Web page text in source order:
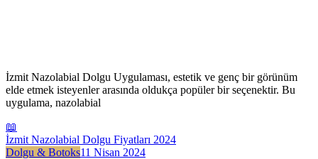
İzmit Nazolabial Dolgu Uygulaması, estetik ve genç bir görünüm
elde etmek isteyenler arasında oldukça popüler bir seçenektir. Bu
uygulama, nazolabial
📖
İzmit Nazolabial Dolgu Fiyatları 2024
Dolgu & Botoks11 Nisan 2024